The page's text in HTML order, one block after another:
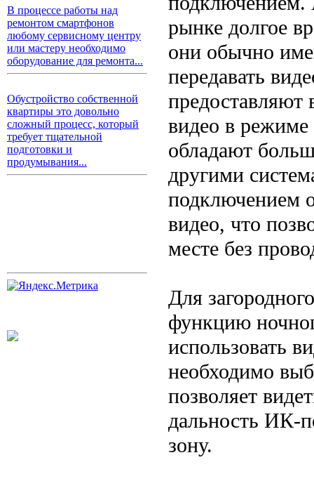
В процессе работы над
ремонтом смартфонов
любому сервисному центру
или мастеру необходимо
оборудование для ремонта...
Обустройство собственной
квартиры это довольно
сложный процесс, который
требует тщательной
подготовки и
продумывания...
рынке долгое
они обычно
передавать
предоставляют
видео в режиме
обладают
другими
подключением
видео, что
месте без
Для
функцию
использовать
необходимо
позволяет
дальность ИК-
зону.